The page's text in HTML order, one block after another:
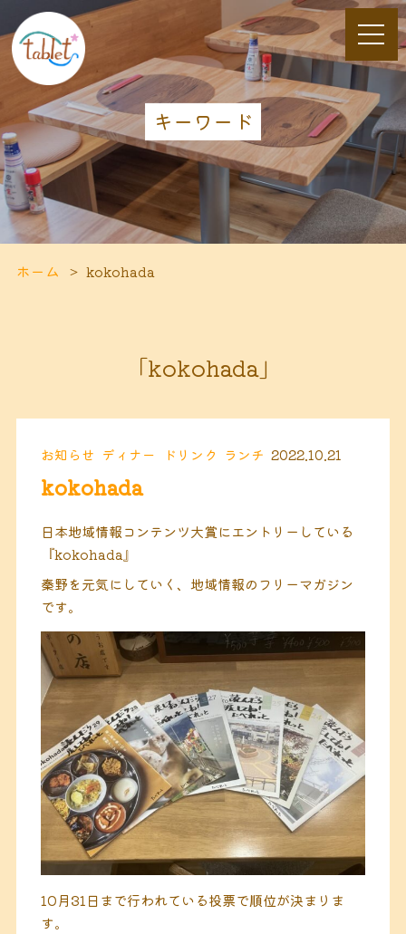
キーワード
ホーム kokohada
「kokohada」
お知らせ ディナー ドリンク ランチ 2022.10.21
kokohada
日本地域情報コンテンツ大賞にエントリーしている
『kokohada』
秦野を元気にしていく、地域情報のフリーマガジン
です。
10月31日まで行われている投票で順位が決まりま
す。